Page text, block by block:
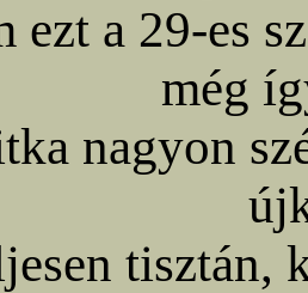
ezt a 29-es
még
nagyon
tisztán,